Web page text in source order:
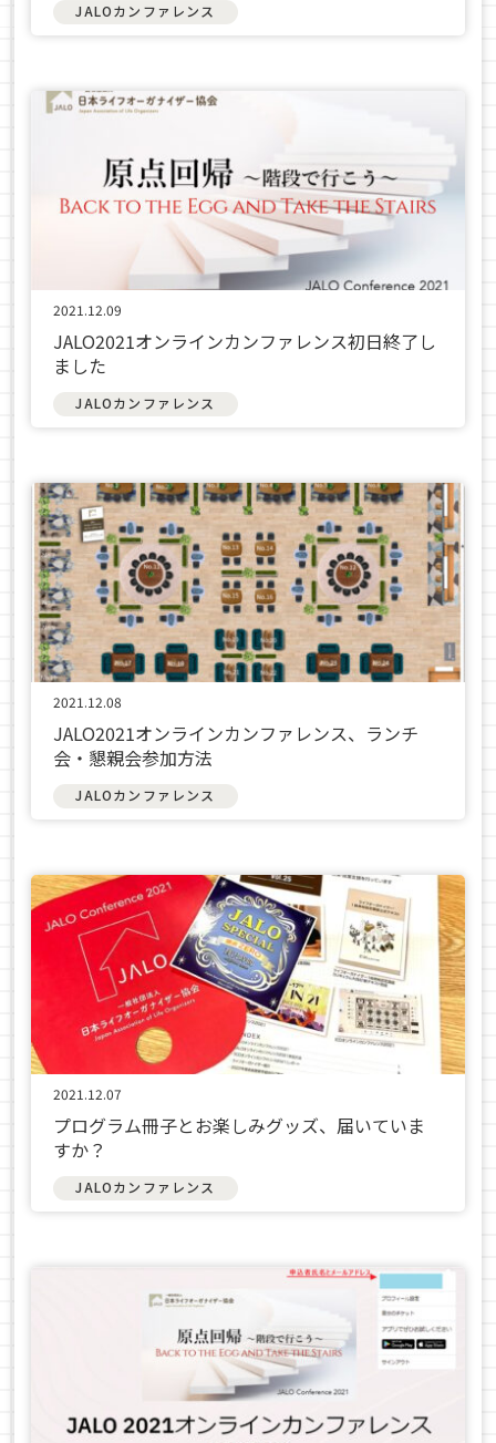
JALOカンファレンス
2021.12.09
JALO2021オンラインカンファレンス初日終了し
ました
JALOカンファレンス
2021.12.08
JALO2021オンラインカンファレンス、ランチ
会・懇親会参加方法
JALOカンファレンス
2021.12.07
プログラム冊子とお楽しみグッズ、届いていま
すか？
JALOカンファレンス